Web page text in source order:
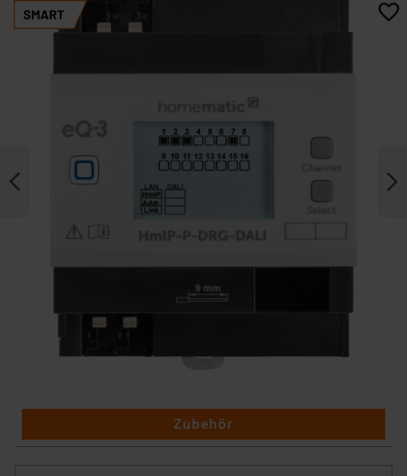
Zubehör